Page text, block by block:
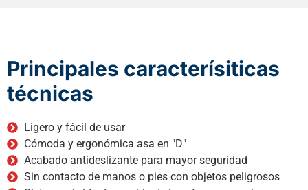
Principales caracterísiticas
técnicas
Ligero y fácil de usar
Cómoda y ergonómica asa en "D"
Acabado antideslizante para mayor seguridad
Sin contacto de manos o pies con objetos peligrosos